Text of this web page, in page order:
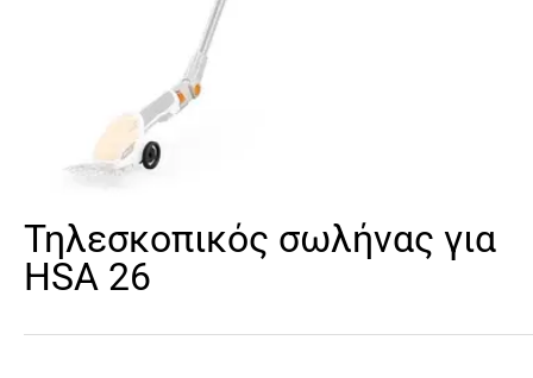
Τηλεσκοπικός σωλήνας για
HSA 26